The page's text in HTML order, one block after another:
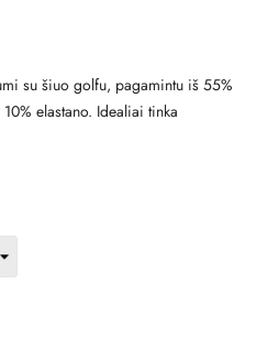
su šiuo golfu, pagamintu iš 55%
elastano. Idealiai tinka